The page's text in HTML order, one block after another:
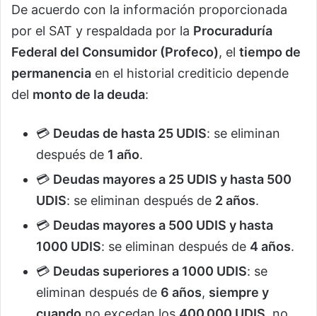
De acuerdo con la información proporcionada
por el SAT y respaldada por la Procuraduría
Federal del Consumidor (Profeco), el tiempo de
permanencia en el historial crediticio depende
del monto de la deuda:
💳 Deudas de hasta 25 UDIS: se eliminan
después de 1 año.
💳 Deudas mayores a 25 UDIS y hasta 500
UDIS: se eliminan después de 2 años.
💳 Deudas mayores a 500 UDIS y hasta
1000 UDIS: se eliminan después de 4 años.
💳 Deudas superiores a 1000 UDIS: se
eliminan después de 6 años, siempre y